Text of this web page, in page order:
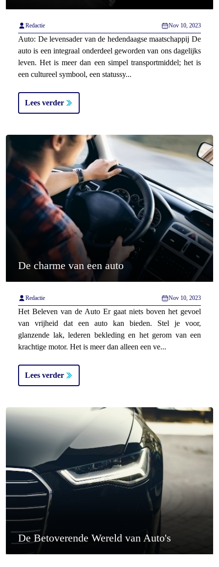
Redactie Nov 10, 2023
Auto: De levensader van de hedendaagse maatschappij De
auto is een integraal onderdeel geworden van ons dagelijks
leven. Het is meer dan een simpel transportmiddel; het is
een cultureel symbool, een statussy...
Lees verder
De charme van een auto
Redactie Nov 10, 2023
Het Beleven van de Auto Er gaat niets boven het gevoel
van vrijheid dat een auto kan bieden. Stel je voor,
glanzende lak, lederen bekleding en het gerom van een
krachtige motor. Het is meer dan alleen een ve...
Lees verder
De Betoverende Wereld van Auto's